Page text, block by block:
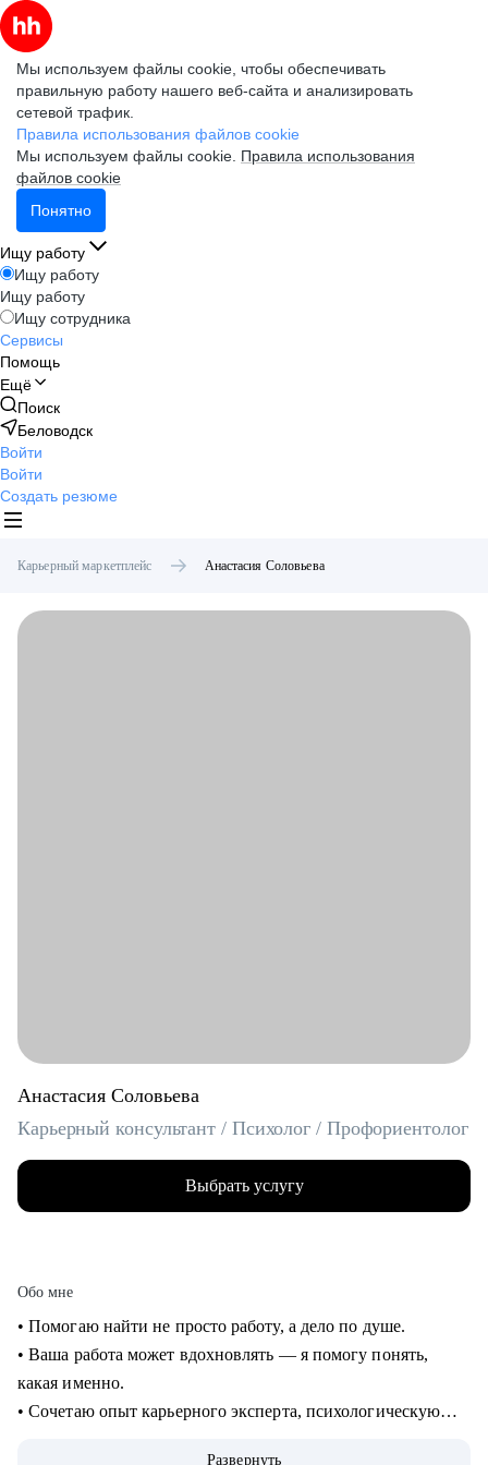
Мы используем файлы cookie, чтобы обеспечивать
правильную работу нашего веб-сайта и анализировать
сетевой трафик.
Правила использования файлов cookie
Мы используем файлы cookie. Правила использования
файлов cookie
Понятно
Ищу работу
Ищу работу
Ищу работу
Ищу сотрудника
Сервисы
Помощь
Ещё
Поиск
Беловодск
Войти
Войти
Создать резюме
Карьерный маркетплейс Анастасия Соловьева
Анастасия Соловьева
Карьерный консультант / Психолог / Профориентолог
Выбрать услугу
Обо мне
• Помогаю найти не просто работу, а дело по душе.
• Ваша работа может вдохновлять — я помогу понять,
какая именно.
• Сочетаю опыт карьерного эксперта, психологическую
Развернуть